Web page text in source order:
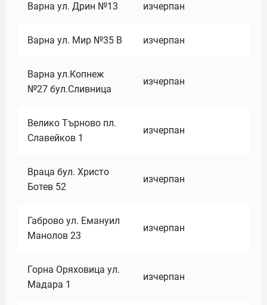
Варна ул. Дрин №13 изчерпан
Варна ул. Мир №35 В изчерпан
Варна ул.Копнеж
№27 бул.Сливница
изчерпан
Велико Търново пл.
Славейков 1
изчерпан
Враца бул. Христо
Ботев 52
изчерпан
Габрово ул. Емануил
Манолов 23
изчерпан
Горна Оряховица ул.
Мадара 1
изчерпан